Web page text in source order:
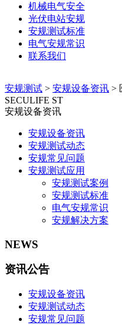
机械电气安全
光伏电站安规
安规测试标准
电气安规常识
联系我们
安规测试 > 安规设备资讯 >
SECULIFE ST
安规设备资讯
安规设备资讯
安规测试动态
安规常见问题
安规测试应用
安规测试案例
安规测试标准
电气安规常识
安规解决方案
NEWS
资讯公告
安规设备资讯
安规测试动态
安规常见问题